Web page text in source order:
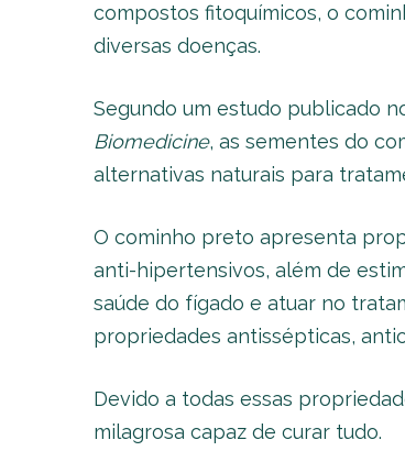
compostos fitoquímicos, o
diversas doenças.
Segundo um estudo publicado
Biomedicine, as sementes do
alternativas naturais para
O cominho preto apresenta
anti-hipertensivos, além de
saúde do fígado e atuar no
propriedades antissépticas,
Devido a todas essas
milagrosa capaz de curar tudo.